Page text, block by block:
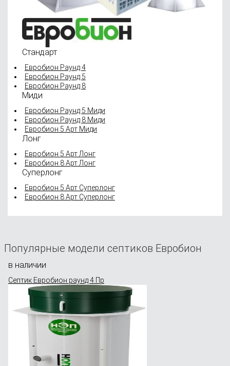
Стандарт
Евробион Раунд 4
Евробион Раунд 5
Евробион Раунд 8
Миди
Евробион Раунд 5 Миди
Евробион Раунд 8 Миди
Евробион 5 Арт Миди
Лонг
Евробион 5 Арт Лонг
Евробион 8 Арт Лонг
Суперлонг
Евробион 5 Арт Суперлонг
Евробион 8 Арт Суперлонг
Популярные модели септиков Евробион
в наличии
Септик Евробион раунд 4 Пр